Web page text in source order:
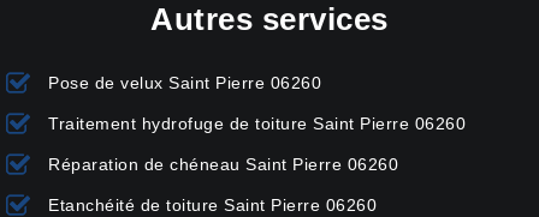
Autres services
Pose de velux Saint Pierre 06260
Traitement hydrofuge de toiture Saint Pierre 06260
Réparation de chéneau Saint Pierre 06260
Etanchéité de toiture Saint Pierre 06260